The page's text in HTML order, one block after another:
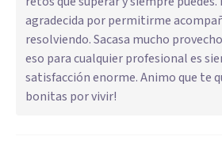
agradecida por permitirme
resolviendo. Sacasa mucho
eso para cualquier profesional es
satisfacción enorme. Animo que te
bonitas por vivir!